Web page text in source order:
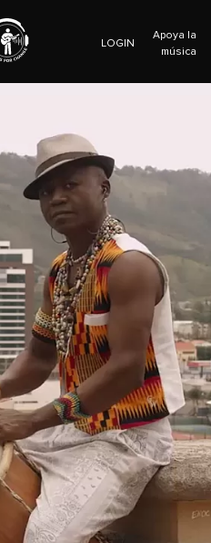
LOGIN
Apoya la
música